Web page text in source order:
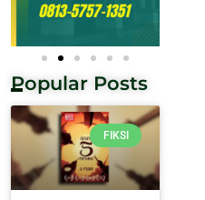
Popular Posts
FIKSI